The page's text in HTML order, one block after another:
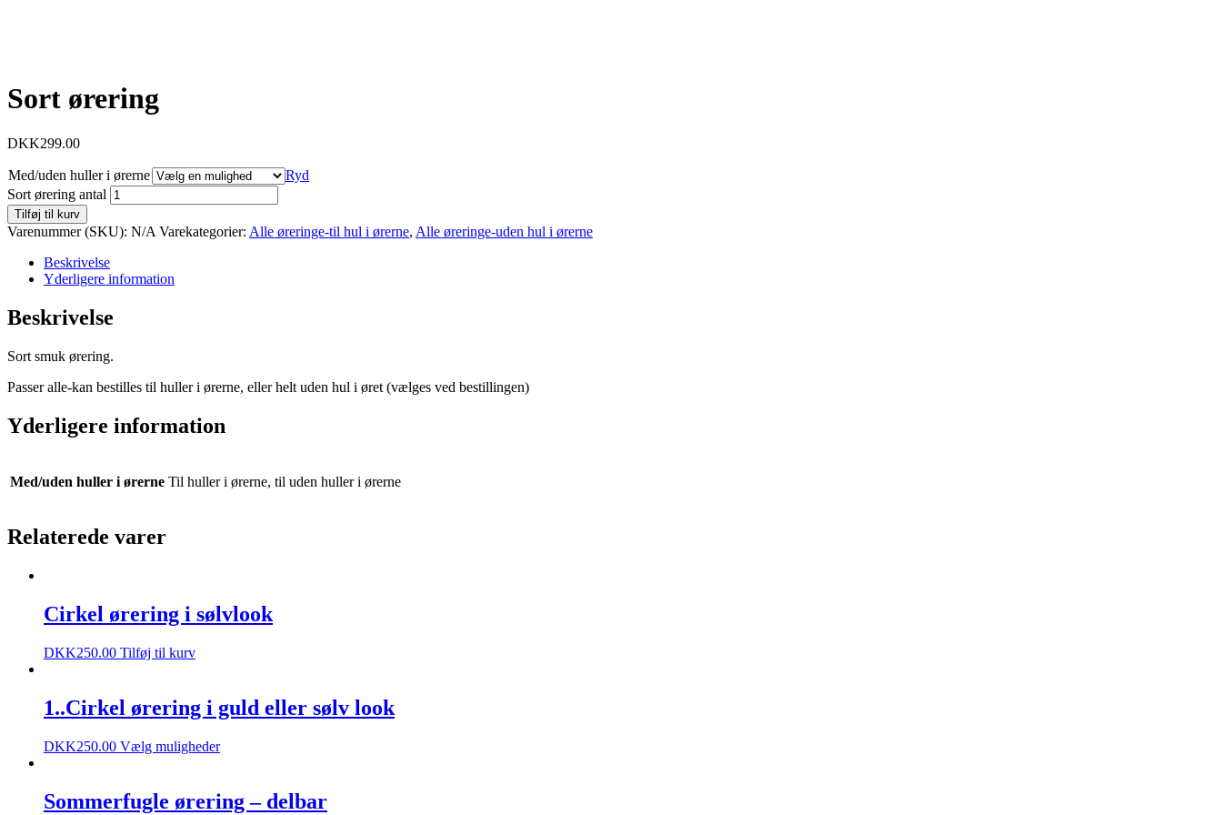
Sort ørering
DKK299.00
Med/uden huller i ørerne
Ryd
Sort ørering antal
Tilføj til kurv
Varenummer (SKU): N/A Varekategorier: Alle øreringe-til hul i ørerne, Alle øreringe-uden hul i ørerne
Beskrivelse
Yderligere information
Beskrivelse
Sort smuk ørering.
Passer alle-kan bestilles til huller i ørerne, eller helt uden hul i øret (vælges ved bestillingen)
Yderligere information
Med/uden huller i ørerne Til huller i ørerne, til uden huller i ørerne
Relaterede varer
Cirkel ørering i sølvlook
DKK250.00 Tilføj til kurv
1..Cirkel ørering i guld eller sølv look
DKK250.00 Vælg muligheder
Sommerfugle ørering – delbar